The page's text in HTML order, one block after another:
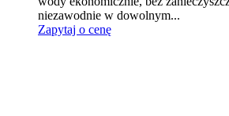
niezawodnie w dowolnym...
Zapytaj o cenę